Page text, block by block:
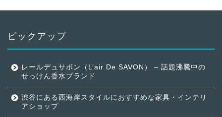
ピックアップ
レールデュサボン（L’air De SAVON） – 話題沸騰中の
せっけん香水ブランド
渋谷にある西海岸スタイルにおすすめな家具・インテリ
アショップ